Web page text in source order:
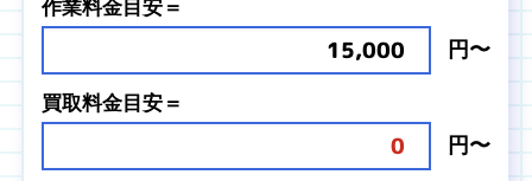
作業料金目安＝
15,000 円〜
買取料金目安＝
0 円〜